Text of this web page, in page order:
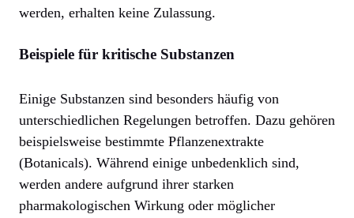
werden, erhalten keine Zulassung.
Beispiele für kritische Substanzen
Einige Substanzen sind besonders häufig von
unterschiedlichen Regelungen betroffen. Dazu gehören
beispielsweise bestimmte Pflanzenextrakte
(Botanicals). Während einige unbedenklich sind,
werden andere aufgrund ihrer starken
pharmakologischen Wirkung oder möglicher